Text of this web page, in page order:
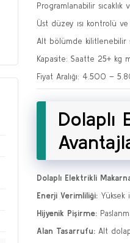
Programlanabilir sıcaklık
Üst düzey ısı kontrolü
Alt bölümde kilitlenebilir
Kapasite: Saatte 25+ kg
Fiyat Aralığı: 4.500 –
Dolaplı
Dolaplı Elektrikli
Enerji Verimliliği: Yüksek
Hijyenik Pişirme:
Alan Tasarrufu: Alt